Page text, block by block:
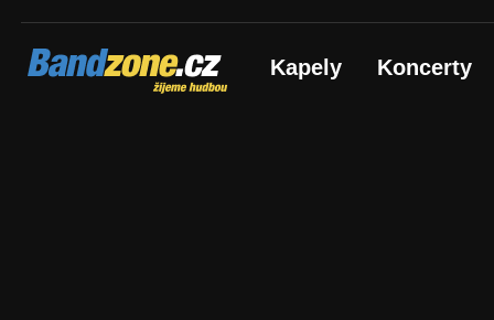
Bandzone.cz
žijeme hudbou Kapely Koncerty